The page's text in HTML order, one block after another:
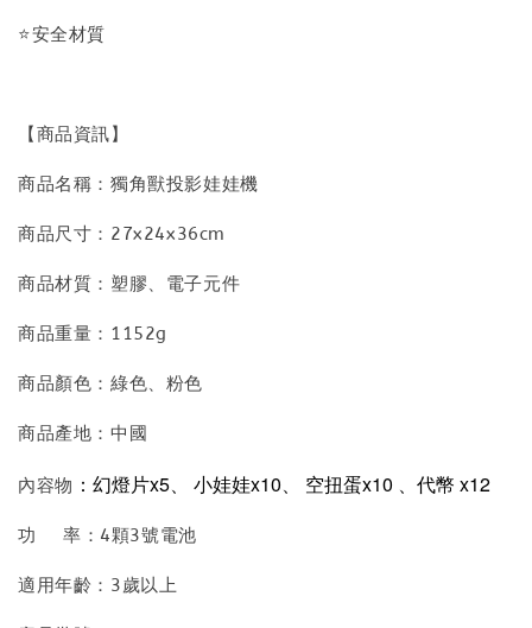
⭐安全材質
【商品資訊】
商品名稱：獨角獸投影娃娃機
商品尺寸：27x24x36cm
商品材質：塑膠、電子元件
商品重量：1152g
商品顏色：綠色、粉色
商品產地：中國
內容物 ：幻燈片x5、 小娃娃x10、 空扭蛋x10 、代幣 x12
功 率：4顆3號電池
適用年齡：3歲以上